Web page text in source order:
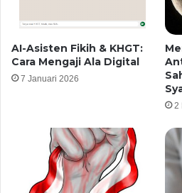
AI-Asisten Fikih & KHGT:
Cara Mengaji Ala Digital
7 Januari 2026
2